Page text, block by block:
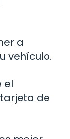
a
vehículo.
el
de